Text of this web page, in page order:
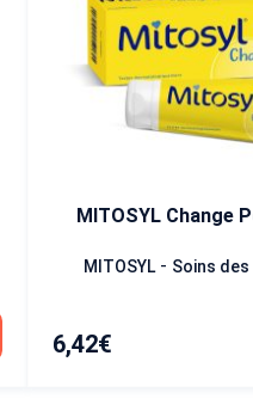
MITOSYL Change
MITOSYL - Soins
6,42€